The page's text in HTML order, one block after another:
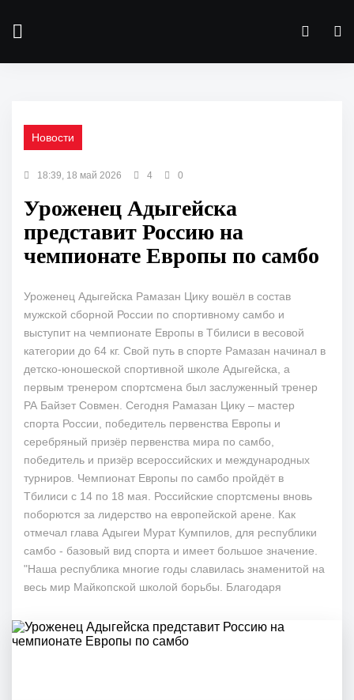
Новости
18:39, 18 май 2026 4 0
Уроженец Адыгейска
представит Россию на
чемпионате Европы по самбо
Уроженец Адыгейска Рамазан Цику вошёл в состав
мужской сборной России по спортивному самбо и
выступит на чемпионате Европы в Тбилиси в весовой
категории до 64 кг. Свой путь в спорте Рамазан начинал в
детско-юношеской спортивной школе Адыгейска, а
первым тренером спортсмена был заслуженный тренер
РА Байзет Совмен. Сегодня Рамазан Цику – мастер
спорта России, победитель первенства Европы и
серебряный призёр первенства мира по самбо,
победитель и призёр всероссийских и международных
турниров. Чемпионат Европы по самбо пройдёт в
Тбилиси с 14 по 18 мая. Российские спортсмены вновь
поборются за лидерство на европейской арене. Как
отмечал глава Адыгеи Мурат Кумпилов, для республики
самбо - базовый вид спорта и имеет большое значение.
"Наша республика многие годы славилась знаменитой на
весь мир Майкопской школой борьбы. Благодаря